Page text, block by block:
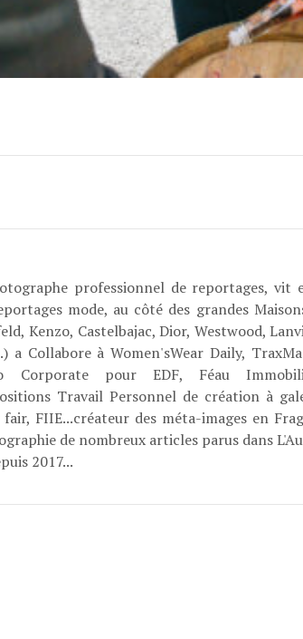
professionnel de reportages, vit
mode, au côté des grandes
Kenzo, Castelbajac, Dior, Westwood,
a Collabore à Women'sWear Daily,
Corporate pour EDF, Féau
Travail Personnel de création à
FIIE...créateur des méta-images en
de nombreux articles parus dans
2017...